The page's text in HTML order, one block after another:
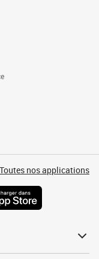
Toutes nos applications